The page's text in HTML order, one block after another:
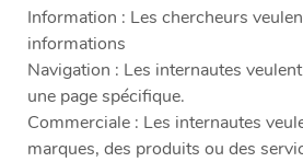
Information : Les chercheurs
informations
Navigation : Les internautes
une page spécifique.
Commerciale : Les internautes
marques, des produits ou des